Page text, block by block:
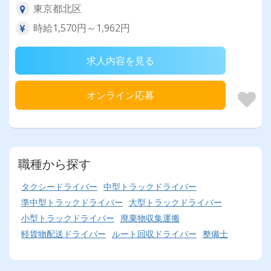
東京都北区
時給1,570円～1,962円
求人内容を見る
オンライン応募
職種から探す
タクシードライバー 中型トラックドライバー
準中型トラックドライバー
大型トラックドライバー
小型トラックドライバー
廃棄物収集運搬
軽貨物配送ドライバー
ルート回収ドライバー 整備士